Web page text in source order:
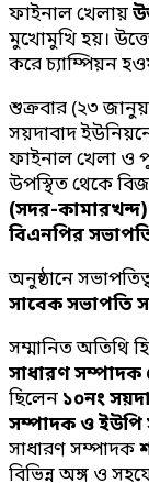
ফাইনাল খেলায়
মুখোমুখি হয়।
করে চ্যাম্পিয়ন
শুক্রবার (২৩
সয়দাবাদ
ফাইনাল খেলা ও
উপস্থিত থেকে
(সদর-
বিএনপির
অনুষ্ঠানে
সাবেক সভাপতি
সম্মানিত অতিথি
সাধারণ
ছিলেন ১০নং
সম্পাদক ও
সাধারণ সম্পাদক
বিভিন্ন অঙ্গ ও